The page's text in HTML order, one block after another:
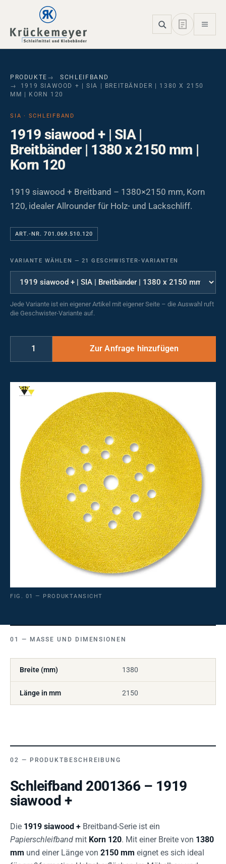
Skip to main navigation
Skip to main content
Skip to page footer
PRODUKTE
SCHLEIFBAND
1919 SIAWOOD + | SIA | BREITBÄNDER | 1380 X 2150
MM | KORN 120
SIA · SCHLEIFBAND
1919 siawood + | SIA |
Breitbänder | 1380 x 2150 mm |
Korn 120
1919 siawood + Breitband – 1380×2150 mm, Korn
120, idealer Allrounder für Holz- und Lackschliff.
ART.-NR. 701.069.510.120
VARIANTE WÄHLEN — 21 GESCHWISTER-VARIANTEN
Jede Variante ist ein eigener Artikel mit eigener Seite – die Auswahl ruft
die Geschwister-Variante auf.
FIG. 01 — PRODUKTANSICHT
MASSE UND DIMENSIONEN
Breite (mm) 1380
Länge in mm 2150
PRODUKTBESCHREIBUNG
Schleifband 2001366 – 1919
siawood +
Die 1919 siawood + Breitband-Serie ist ein
Papierschleifband mit Korn 120. Mit einer Breite von 1380
mm und einer Länge von 2150 mm eignet es sich ideal